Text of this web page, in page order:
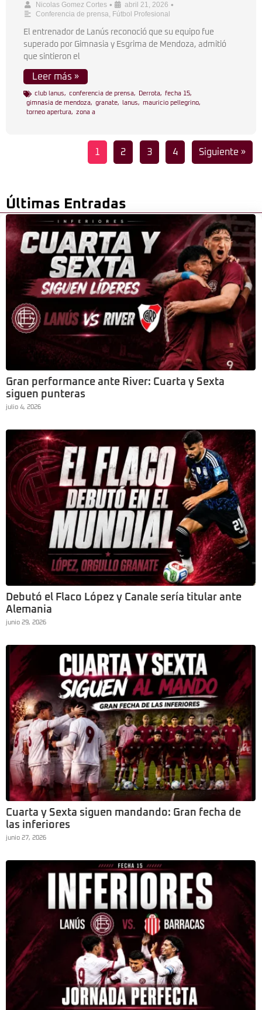
Nicolas Gomez Cortes • abril 21, 2026 •
Conferencia de prensa, Fútbol Profesional
El entrenador de Lanús reconoció que su equipo fue
superado por Gimnasia y Esgrima de Mendoza, admitió
que sintieron el
Leer más »
club lanus, conferencia de prensa, Derrota, fecha 15,
gimnasia de mendoza, granate, lanus, mauricio pellegrino,
torneo apertura, zona a
1 2 3 4 Siguiente »
Últimas Entradas
Gran performance ante River: Cuarta y Sexta
siguen punteras
julio 4, 2026
Debutó el Flaco López y Canale sería titular ante
Alemania
junio 29, 2026
Cuarta y Sexta siguen mandando: Gran fecha de
las inferiores
junio 27, 2026